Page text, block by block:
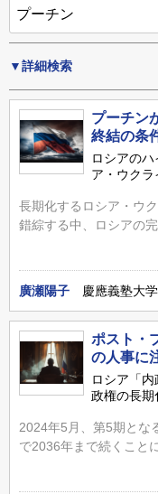
▼詳細検索
プーチン
終結の条
ロシアの
ア・ウク
長期化するロシア・ウ
錯綜する中、ロシアの
廣瀬陽子 慶應義塾大
ポスト・
の人事に
ロシア「
政権の長期
2024年5月、第5期とな
で2036年まで続くこと